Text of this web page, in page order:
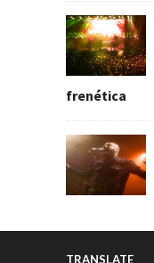
frenética
TRANSLATE